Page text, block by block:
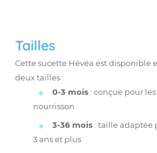
Tailles
Cette sucette Hévéa est disponible
deux tailles :
0-3 mois : conçue pour
nourrisson
3-36 mois : taille adaptée
3 ans et plus